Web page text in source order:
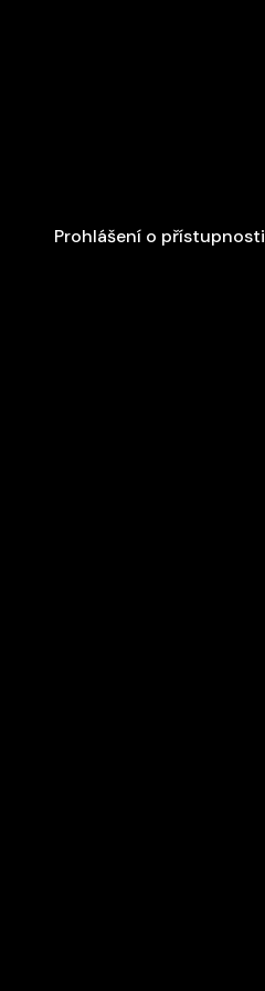
Prohlášení o přístupnosti